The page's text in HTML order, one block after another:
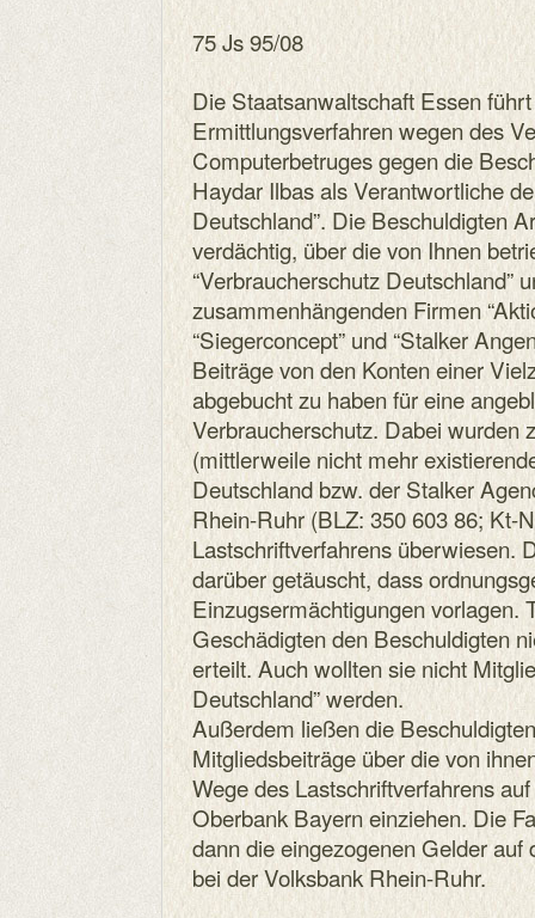
75 Js 95/08
Die Staatsanwaltschaft Essen
Ermittlungsverfahren wegen des
Computerbetruges gegen die
Haydar Ilbas als Verantwortliche
Deutschland”. Die Beschuldigten
verdächtig, über die von Ihnen
“Verbraucherschutz Deutschland”
zusammenhängenden Firmen
“Siegerconcept” und “Stalker
Beiträge von den Konten einer
abgebucht zu haben für eine
Verbraucherschutz. Dabei wurden
(mittlerweile nicht mehr
Deutschland bzw. der Stalker
Rhein-Ruhr (BLZ: 350 603 86; Kt-
Lastschriftverfahrens überwiesen.
darüber getäuscht, dass
Einzugsermächtigungen vorlagen.
Geschädigten den Beschuldigten
erteilt. Auch wollten sie nicht
Deutschland” werden.
Außerdem ließen die
Mitgliedsbeiträge über die von
Wege des Lastschriftverfahrens
Oberbank Bayern einziehen. Die
dann die eingezogenen Gelder
bei der Volksbank Rhein-Ruhr.